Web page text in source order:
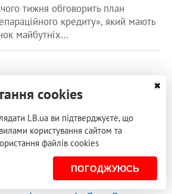
тижня обговорить план
кредиту», який мають
майбутніх…
РФ можливе лише за
центрального банку Крістін
використання заморожених
для допомоги…
cookies
LB.ua ви підтверджуєте, що
користування сайтом та
файлів cookies
ПОГОДЖУЮСЬ